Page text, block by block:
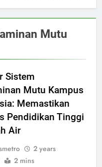
Mutu
Sistem
Mutu Kampus
Memastikan
Pendidikan Tinggi
Air
2 years
2 mins